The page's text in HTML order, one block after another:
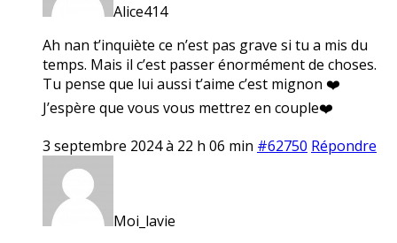
Alice414
Ah nan t’inquiète ce n’est pas grave si tu a mis du
temps. Mais il c’est passer énormément de choses.
Tu pense que lui aussi t’aime c’est mignon ❤️
J’espère que vous vous mettrez en couple❤️
3 septembre 2024 à 22 h 06 min #62750 Répondre
Moi_lavie